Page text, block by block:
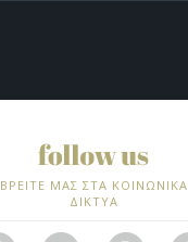
ΒΡΕΙΤΕ ΜΑΣ ΣΤΑ ΚΟΙΝΩΝΙΚΑ
ΔΙΚΤΥΑ